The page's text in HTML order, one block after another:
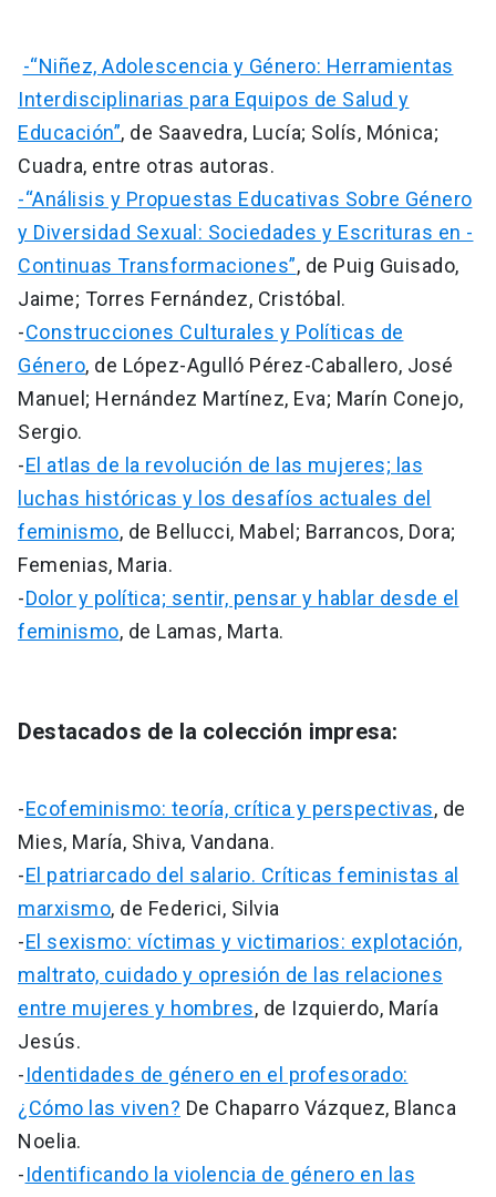
-“Niñez, Adolescencia y Género: Herramientas
Interdisciplinarias para Equipos de Salud y
Educación”, de Saavedra, Lucía; Solís, Mónica;
Cuadra, entre otras autoras.
-“Análisis y Propuestas Educativas Sobre Género
y Diversidad Sexual: Sociedades y Escrituras en -
Continuas Transformaciones”, de Puig Guisado,
Jaime; Torres Fernández, Cristóbal.
-Construcciones Culturales y Políticas de
Género, de López-Agulló Pérez-Caballero, José
Manuel; Hernández Martínez, Eva; Marín Conejo,
Sergio.
-El atlas de la revolución de las mujeres; las
luchas históricas y los desafíos actuales del
feminismo, de Bellucci, Mabel; Barrancos, Dora;
Femenias, Maria.
-Dolor y política; sentir, pensar y hablar desde el
feminismo, de Lamas, Marta.
Destacados de la colección impresa:
-Ecofeminismo: teoría, crítica y perspectivas, de
Mies, María, Shiva, Vandana.
-El patriarcado del salario. Críticas feministas al
marxismo, de Federici, Silvia
-El sexismo: víctimas y victimarios: explotación,
maltrato, cuidado y opresión de las relaciones
entre mujeres y hombres, de Izquierdo, María
Jesús.
-Identidades de género en el profesorado:
¿Cómo las viven? De Chaparro Vázquez, Blanca
Noelia.
-Identificando la violencia de género en las